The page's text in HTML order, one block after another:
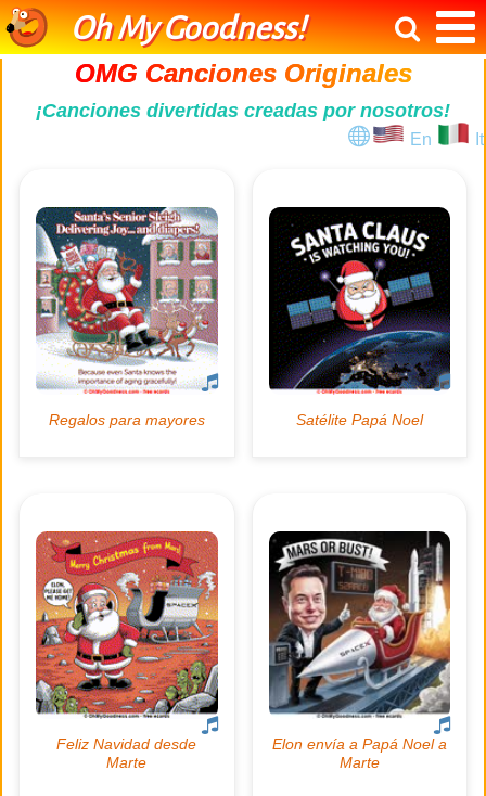
Oh My Goodness!
OMG Canciones Originales
¡Canciones divertidas creadas por nosotros!
En It